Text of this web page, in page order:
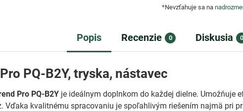
*Nevzťahuje sa na
Popis Recenzie 0 Diskusia 0
PQ-B2Y, tryska, nástavec
Pro PQ-B2Y je ideálnym doplnkom do každej dielne. Umožňuje
Vďaka kvalitnému spracovaniu je spoľahlivým riešením najmä pri